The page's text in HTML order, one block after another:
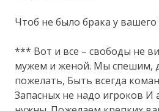
Чтоб не было брака у вашего
*** Вот и все – свободы не
мужем и женой. Мы спешим,
пожелать, Быть всегда
Запасных не надо игроков И